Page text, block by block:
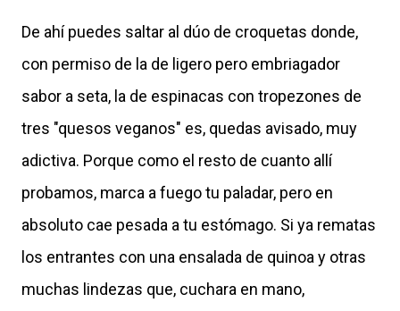
De ahí puedes saltar al dúo de croquetas donde,
con permiso de la de ligero pero embriagador
sabor a seta, la de espinacas con tropezones de
tres "quesos veganos" es, quedas avisado, muy
adictiva. Porque como el resto de cuanto allí
probamos, marca a fuego tu paladar, pero en
absoluto cae pesada a tu estómago. Si ya rematas
los entrantes con una ensalada de quinoa y otras
muchas lindezas que, cuchara en mano,